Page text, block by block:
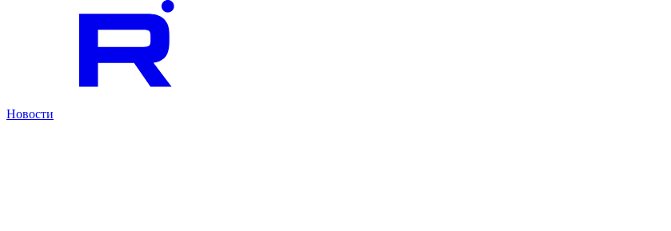
Новости